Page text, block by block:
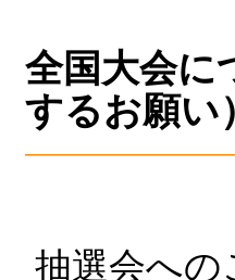
全国大会に
するお願
抽選会へ